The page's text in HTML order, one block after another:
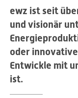
ewz ist seit
und visionär
oder
Entwickle mit
ist.